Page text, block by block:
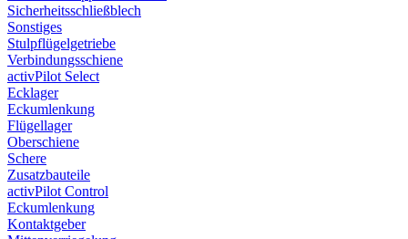
Sicherheitsschließblech
Sonstiges
Stulpflügelgetriebe
Verbindungsschiene
activPilot Select
Ecklager
Eckumlenkung
Flügellager
Oberschiene
Schere
Zusatzbauteile
activPilot Control
Eckumlenkung
Kontaktgeber